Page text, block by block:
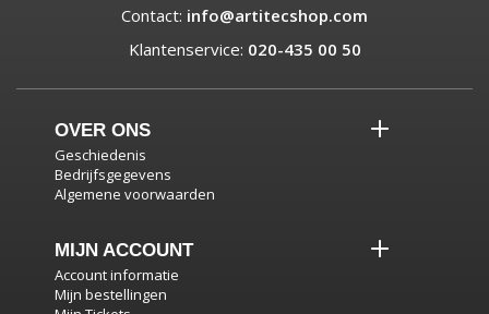
Contact: info@artitecshop.com
Klantenservice: 020-435 00 50
OVER ONS
Geschiedenis
Bedrijfsgegevens
Algemene voorwaarden
MIJN ACCOUNT
Account informatie
Mijn bestellingen